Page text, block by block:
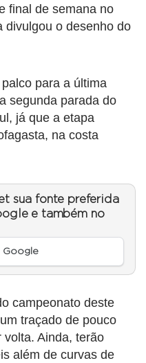
final de semana no
divulgou o desenho do
para a última
segunda parada do
já que a etapa
na costa
sua fonte preferida
e também no
Google
campeonato deste
traçado de pouco
volta. Ainda, terão
além de curvas de